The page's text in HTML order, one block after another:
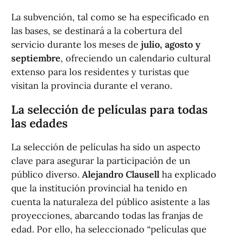
La subvención, tal como se ha especificado en
las bases, se destinará a la cobertura del
servicio durante los meses de julio, agosto y
septiembre, ofreciendo un calendario cultural
extenso para los residentes y turistas que
visitan la provincia durante el verano.
La selección de películas para todas
las edades
La selección de películas ha sido un aspecto
clave para asegurar la participación de un
público diverso. Alejandro Clausell ha explicado
que la institución provincial ha tenido en
cuenta la naturaleza del público asistente a las
proyecciones, abarcando todas las franjas de
edad. Por ello, ha seleccionado “películas que